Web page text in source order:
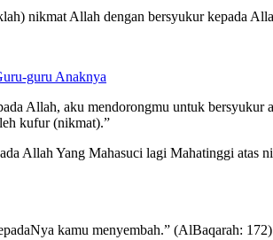
nikmat Allah dengan bersyukur kepada
guru Anaknya
Allah, aku mendorongmu untuk
kufur (nikmat).”
Allah Yang Mahasuci lagi Mahatinggi
kamu menyembah.” (AlBaqarah: